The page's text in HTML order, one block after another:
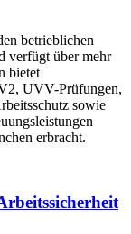
betrieblichen
verfügt über mehr
bietet
UVV-Prüfungen,
sowie
erbracht.